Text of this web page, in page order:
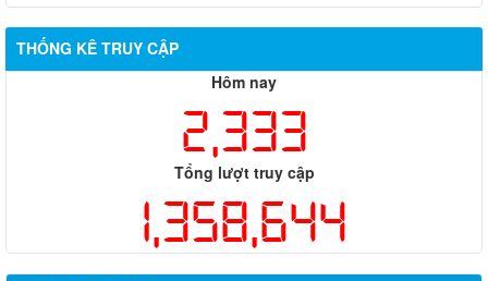
Biên bản về việc niêm yết phương án bồi thường, hỗ trợ, tái
định cư của các hộ dân có đất bị thu hồi thuộc dự án nâng cấp
đường 25B cũ đoạn từ Trung tâm huyện Nhơn Trạch ra Quốc lộ
THỐNG KÊ TRUY CẬP
Hôm nay
2,333
Tổng lượt truy cập
1,358,644